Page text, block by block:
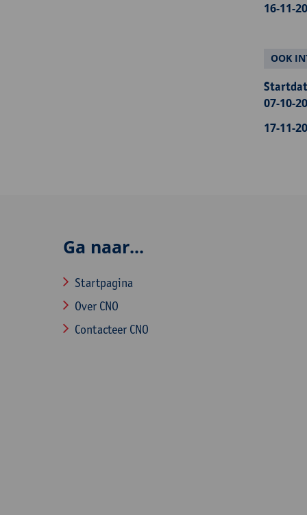
16-11-
OOK
07-10-
17-11-
Ga naar...
Startpagina
Over CNO
Contacteer CNO